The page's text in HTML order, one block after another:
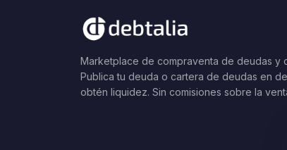
Marketplace de compraventa de deudas y
Publica tu deuda o cartera de deudas en
obtén liquidez. Sin comisiones sobre la